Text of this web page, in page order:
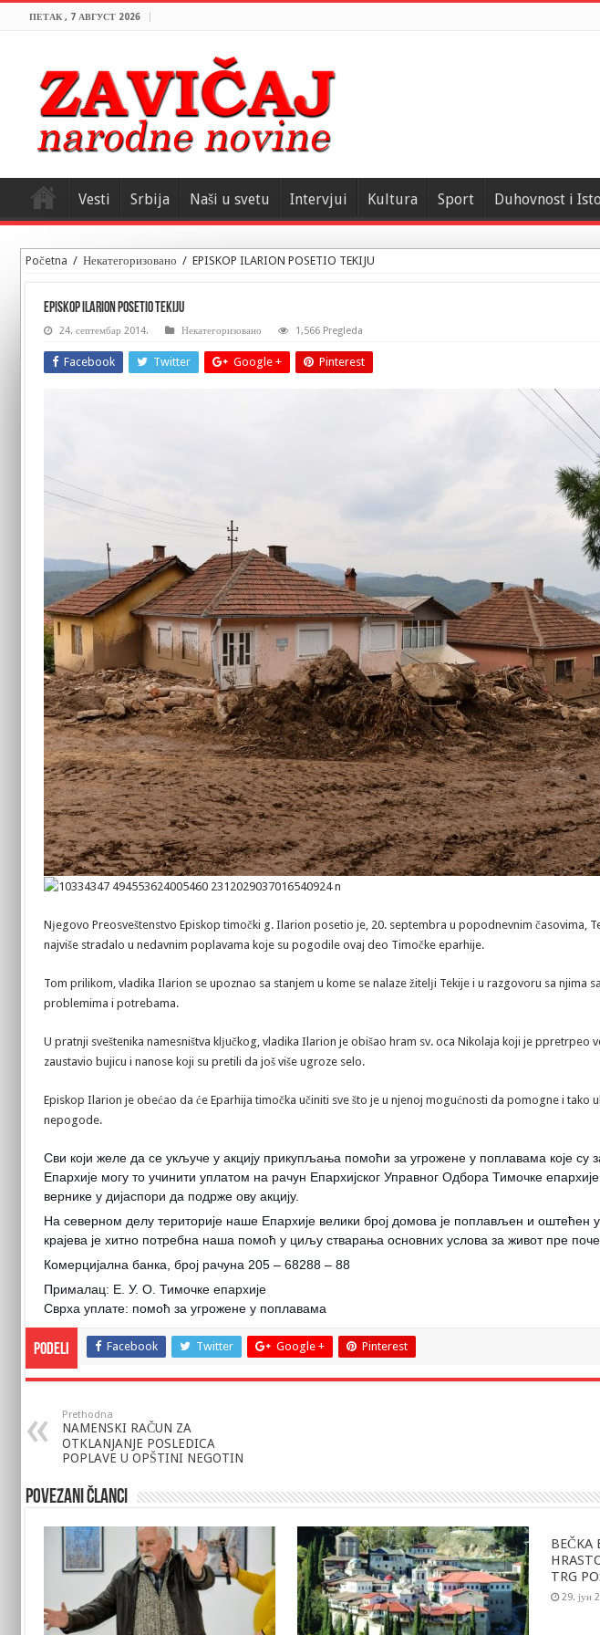
ПЕТАК , 7 АВГУСТ 2026
Vesti Srbija Naši u svetu Intervjui Kultura Sport Duhovnost i
Početna / Некатегоризовано / EPISKOP ILARION POSETIO TEKIJU
EPISKOP ILARION POSETIO TEKIJU
24. септембар 2014. Некатегоризовано 1,566 Pregleda
Facebook Twitter Google + Pinterest
Nјegovo Preosveštenstvo Episkop timočki g. Ilarion posetio je, 20. septembra u popodnevnim časovima,
najviše stradalo u nedavnim poplavama koje su pogodile ovaj deo Timočke eparhije.
Tom prilikom, vladika Ilarion se upoznao sa stanjem u kome se nalaze žitelјi Tekije i u razgovoru sa njima
problemima i potrebama.
U pratnji sveštenika namesništva klјučkog, vladika Ilarion je obišao hram sv. oca Nikolaja koji je ppretrpeo
zaustavio bujicu i nanose koji su pretili da još više ugroze selo.
Episkop Ilarion je obećao da će Eparhija timočka učiniti sve što je u njenoj mogućnosti da pomogne i tako
nepogode.
Сви који желе да се укључе у акцију прикупљања помоћи за угрожене у поплавама које
Епархије могу то учинити уплатом на рачун Епархијског Управног Одбора Тимочке
вернике у дијаспори да подрже ову акцију.
На северном делу територије наше Епархије велики број домова је поплављен и
крајева је хитно потребна наша помоћ у циљу стварања основних услова за живот пре
Комерцијална банка, број рачуна 205 – 68288 – 88
Прималац: Е. У. О. Тимочке епархије
Сврха уплате: помоћ за угрожене у поплавама
Podeli Facebook Twitter Google + Pinterest
Prethodna
NAMENSKI RAČUN ZA
OTKLANJANJE POSLEDICA
POPLAVE U OPŠTINI NEGOTIN
Povezani članci
BEČKA
TRG
29. јун